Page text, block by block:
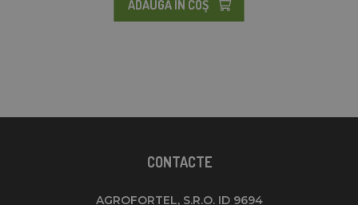
ADAUGĂ ÎN COŞ
CONTACTE
AGROFORTEL, S.R.O. ID 9694